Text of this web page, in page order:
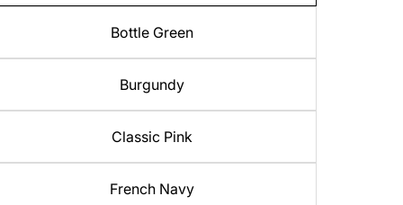
Bottle Green
Burgundy
Classic Pink
French Navy